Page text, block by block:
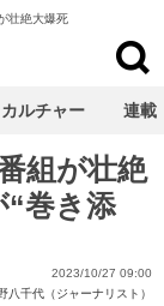
壮絶大爆死
組が壮絶
巻き添
2023/10/27 09:00
八千代（ジャーナリスト）
カルチャー 連載